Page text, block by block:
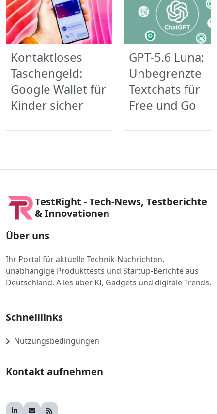
Kontaktloses
Taschengeld:
Google Wallet für
Kinder sicher
GPT‑5.6 Luna:
Unbegrenzte
Textchats für
Free und Go
TestRight - Tech-News, Testberichte
& Innovationen
Über uns
Ihr Portal für aktuelle Technik-Nachrichten,
unabhängige Produkttests und Startup-Berichte aus
Deutschland. Alles über KI, Gadgets und digitale Trends.
Schnelllinks
Nutzungsbedingungen
Kontakt aufnehmen